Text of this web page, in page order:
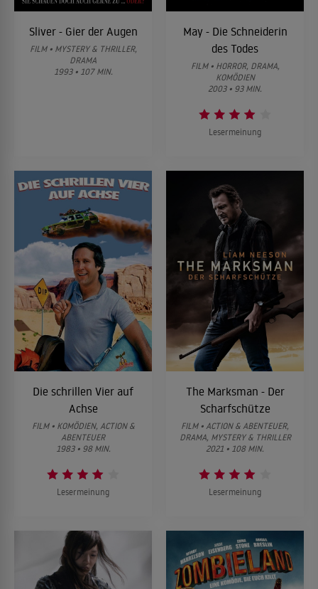
Sliver - Gier der Augen
FILM • MYSTERY & THRILLER,
DRAMA
1993 • 107 MIN.
May - Die Schneiderin
des Todes
FILM • HORROR, DRAMA,
KOMÖDIEN
2003 • 93 MIN.
Lesermeinung
Die schrillen Vier auf
Achse
FILM • KOMÖDIEN, ACTION &
ABENTEUER
1983 • 98 MIN.
Lesermeinung
The Marksman - Der
Scharfschütze
FILM • ACTION & ABENTEUER,
DRAMA, MYSTERY & THRILLER
2021 • 108 MIN.
Lesermeinung